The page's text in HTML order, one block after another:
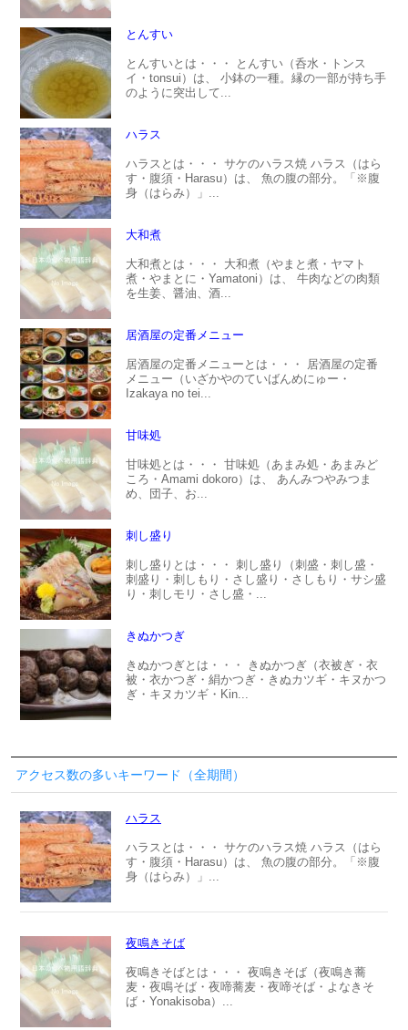
とんすい
とんすいとは・・・ とんすい（呑水・トンス
イ・tonsui）は、 小鉢の一種。縁の一部が持ち手
のように突出して...
ハラス
ハラスとは・・・ サケのハラス焼 ハラス（はら
す・腹須・Harasu）は、 魚の腹の部分。「※腹
身（はらみ）」...
大和煮
大和煮とは・・・ 大和煮（やまと煮・ヤマト
煮・やまとに・Yamatoni）は、 牛肉などの肉類
を生姜、醤油、酒...
居酒屋の定番メニュー
居酒屋の定番メニューとは・・・ 居酒屋の定番
メニュー（いざかやのていばんめにゅー・
Izakaya no tei...
甘味処
甘味処とは・・・ 甘味処（あまみ処・あまみど
ころ・Amami dokoro）は、 あんみつやみつま
め、団子、お...
刺し盛り
刺し盛りとは・・・ 刺し盛り（刺盛・刺し盛・
刺盛り・刺しもり・さし盛り・さしもり・サシ盛
り・刺しモリ・さし盛・...
きぬかつぎ
きぬかつぎとは・・・ きぬかつぎ（衣被ぎ・衣
被・衣かつぎ・絹かつぎ・きぬカツギ・キヌかつ
ぎ・キヌカツギ・Kin...
アクセス数の多いキーワード（全期間）
ハラス
ハラスとは・・・ サケのハラス焼 ハラス（はら
す・腹須・Harasu）は、 魚の腹の部分。「※腹
身（はらみ）」...
夜鳴きそば
夜鳴きそばとは・・・ 夜鳴きそば（夜鳴き蕎
麦・夜鳴そば・夜啼蕎麦・夜啼そば・よなきそ
ば・Yonakisoba）...